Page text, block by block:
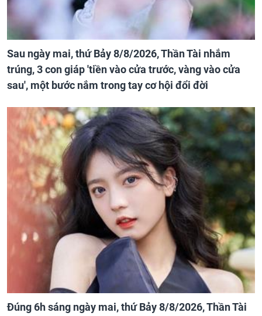
Sau ngày mai, thứ Bảy 8/8/2026, Thần Tài nhắm
trúng, 3 con giáp 'tiền vào cửa trước, vàng vào cửa
sau', một bước nắm trong tay cơ hội đổi đời
Đúng 6h sáng ngày mai, thứ Bảy 8/8/2026, Thần Tài